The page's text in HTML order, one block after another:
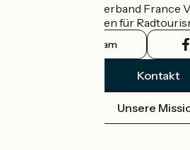
Der nationale Verband France
offizielle Leitfaden für
Instagram
Kontakt
Unsere